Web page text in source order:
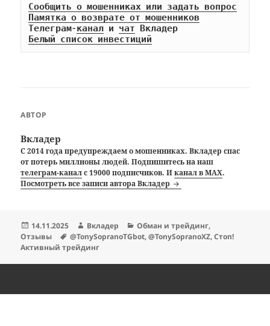
Сообщить о мошенниках или задать вопрос
Памятка о возврате от мошенников
Телеграм-канал и чат
Белый список инвестиций
АВТОР
Вкладер
С 2014 года предупреждаем о мошенниках. Вкладер спас
от потерь миллионы людей. Подпишитесь на наш
телеграм-каналс 19000 подписчиков. Иканал в MAX.
Посмотреть все записи автора Вкладер
Опубликовано
14.11.2025 Автор
Вкладер Рубрики
Обман и трейдинг,
Отзывы
Метки
@TonySopranoTGbot,@TonySopranoXZ,Стоп!
Активный трейдинг